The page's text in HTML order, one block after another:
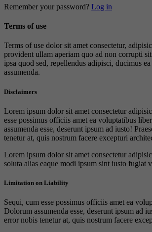
Remember your password? Log in
Terms of use
Terms of use dolor sit amet consectetur,
provident ullam aperiam quo ad non corrupti
ipsa quod sed, repellendus adipisci, ducimus
assumenda.
Disclaimers
Lorem ipsum dolor sit amet consectetur
esse possimus officiis amet ea voluptatibus
assumenda esse, deserunt ipsum ad iusto!
tenetur at, quis nostrum facere excepturi
Lorem ipsum dolor sit amet consectetur
soluta alias eaque modi ipsum sint iusto fugiat
Limitation on Liability
Sequi, cum esse possimus officiis amet ea
Dolorum assumenda esse, deserunt ipsum ad
error nobis tenetur at, quis nostrum facere